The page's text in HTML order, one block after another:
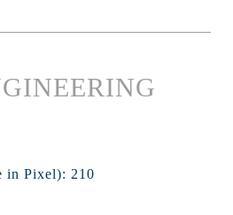
in Pixel): 210